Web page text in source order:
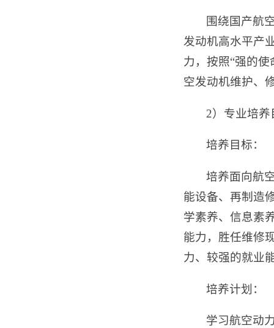
围绕国产航
发动机高水平产
力，按照“强的
空发动机维护、
2）专业培
培养目标：
培养面向航
能设备、再制造
学素养、信息素
能力，胜任维修
力、较强的就业
培养计划：
学习航空动